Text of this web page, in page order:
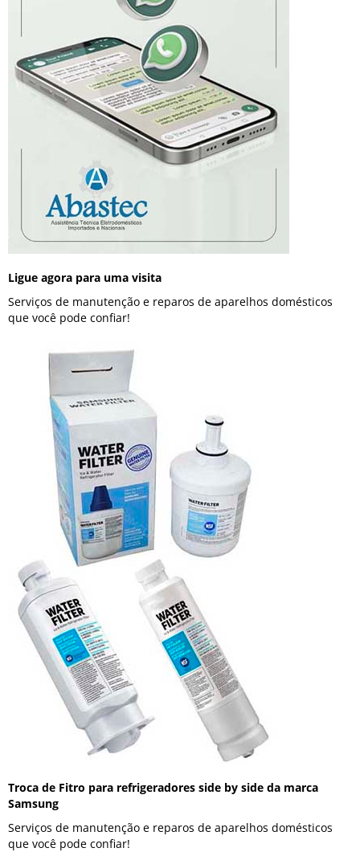
Ligue agora para uma visita
Serviços de manutenção e reparos de aparelhos domésticos
que você pode confiar!
Troca de Fitro para refrigeradores side by side da marca
Samsung
Serviços de manutenção e reparos de aparelhos domésticos
que você pode confiar!